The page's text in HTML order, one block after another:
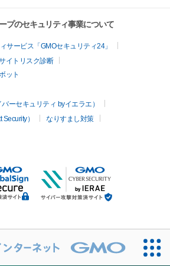
プのセキュリティ事業について
サービス「GMOセキュリティ24」
イトリスク診断
ット
ーセキュリティ byイエラエ）
）
なりすまし対策